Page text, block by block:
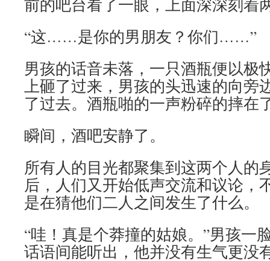
前的吧台看了一眼，上面深深刻着
“这……是你的男朋友？你们……”
男孩的话音未落，一只酒瓶便以极
上砸了过来，男孩的头迅速的向旁
了过去。酒瓶啪的一声粉碎的摔在
瞬间，酒吧安静了。
所有人的目光都聚集到这两个人的
后，人们又开始低声交流和议论，
是在猜他们二人之间发生了什么。
“哇！真是个莽撞的姑娘。”男孩一
话语间能听出，他并没有生气更没